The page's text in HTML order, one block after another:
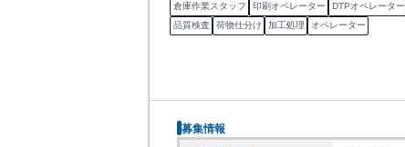
倉庫作業スタッフ 印刷オペレーター DTPオペレーター
品質検査
荷物仕分け 加工処理 オペレーター
募集情報